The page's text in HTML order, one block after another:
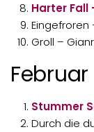
Harter Fall
Eingefroren
Groll –
Stummer
Durch die